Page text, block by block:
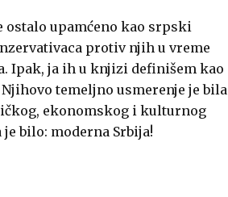
ostalo upamćeno kao srpski
protiv njih u vreme
Ipak, ja ih u knjizi definišem kao
temeljno usmerenje je bila
ekonomskog i kulturnog
bilo: moderna Srbija!